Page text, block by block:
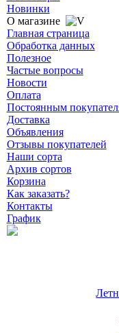
Новинки
О магазине
Главная страница
Обработка данных
Полезное
Частые вопросы
Новости
Оплата
Постоянным
Доставка
Объявления
Отзывы покупателей
Наши сорта
Архив сортов
Корзина
Как заказать?
Контакты
График